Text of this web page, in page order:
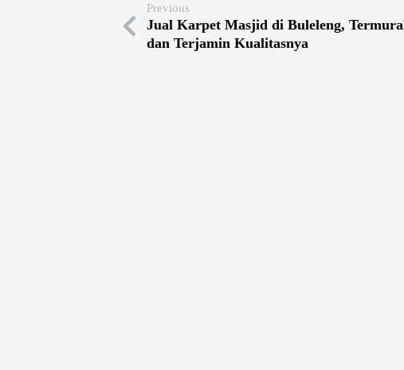
Previous
Jual Karpet Masjid di Buleleng,
dan Terjamin Kualitasnya